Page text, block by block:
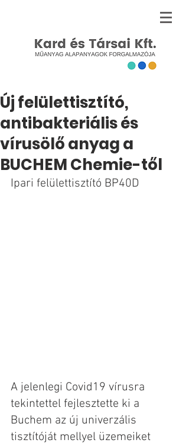
Új felülettisztító,
antibakteriális és
vírusölő anyag a
BUCHEM Chemie-től
Ipari felülettisztító BP40D
A jelenlegi Covid19 vírusra
tekintettel fejlesztette ki a
Buchem az új univerzális
tisztítóját mellyel üzemeiket